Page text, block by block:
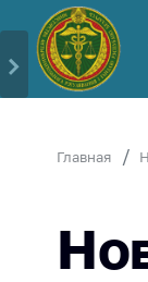
Главная